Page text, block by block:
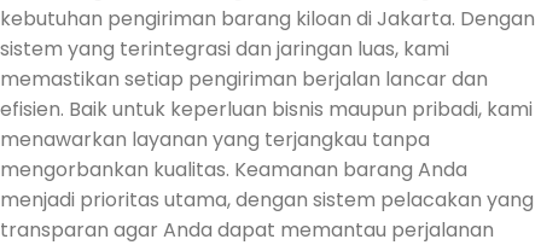
kebutuhan pengiriman barang kiloan di Jakarta. Dengan
sistem yang terintegrasi dan jaringan luas, kami
memastikan setiap pengiriman berjalan lancar dan
efisien. Baik untuk keperluan bisnis maupun pribadi, kami
menawarkan layanan yang terjangkau tanpa
mengorbankan kualitas. Keamanan barang Anda
menjadi prioritas utama, dengan sistem pelacakan yang
transparan agar Anda dapat memantau perjalanan